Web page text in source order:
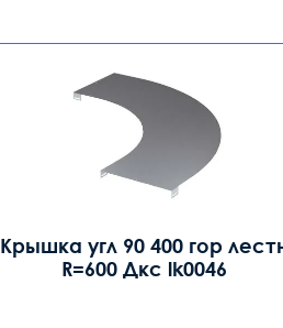
Крышка угл 90 400 гор
R=600 Дкс lk0046